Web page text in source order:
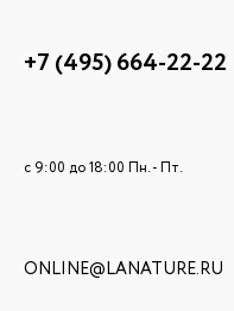
+7 (495) 664-22-22
c 9:00 до 18:00 Пн. - Пт.
ONLINE@LANATURE.RU